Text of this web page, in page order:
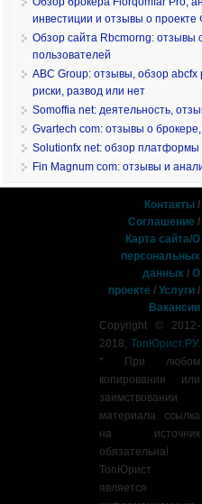
инвестиции и отзывы о
Обзор сайта Rbcmorng: отзывы
пользователей
ABC Group: отзывы, обзор abcfx
риски, развод или нет
Somoffia net: деятельность,
Gvartech com: отзывы о
Solutionfx net: обзор
Fin Magnum com: отзывы и
Контакты /
Соглашение /
Карта сайта/О
персональных
данных /О
проекте /Услуги /
Вакансии
Copyright © 2012-
2018,ТопЮрист.РУ.
* При любом
копировании или
заимствовании
материала ссылка
на источник
обязательна!
ТопЮрист
является